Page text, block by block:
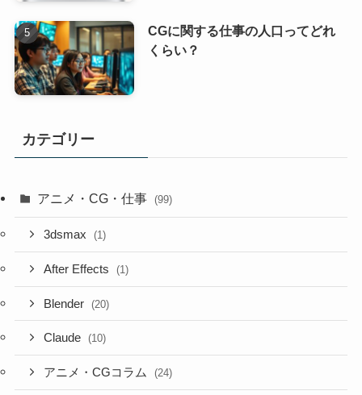
CGに関する仕事の人口ってどれ
くらい？
カテゴリー
アニメ・CG・仕事 (99)
3dsmax (1)
After Effects (1)
Blender (20)
Claude (10)
アニメ・CGコラム (24)